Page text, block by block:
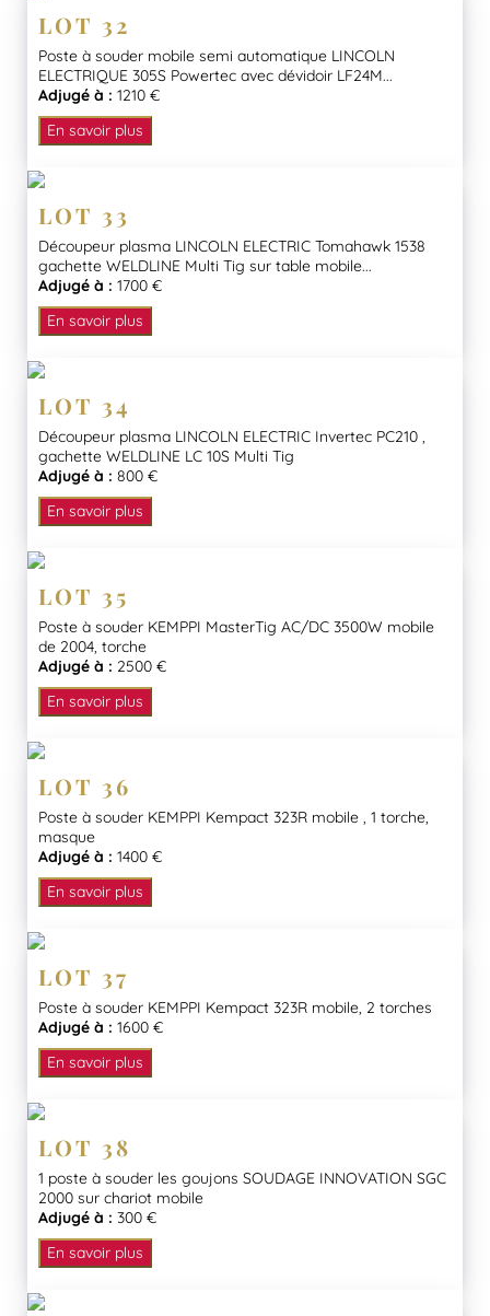
LOT 32
Poste à souder mobile semi automatique LINCOLN
ELECTRIQUE 305S Powertec avec dévidoir LF24M...
Adjugé à : 1210 €
En savoir plus
LOT 33
Découpeur plasma LINCOLN ELECTRIC Tomahawk 1538
gachette WELDLINE Multi Tig sur table mobile...
Adjugé à : 1700 €
En savoir plus
LOT 34
Découpeur plasma LINCOLN ELECTRIC Invertec PC210 ,
gachette WELDLINE LC 10S Multi Tig
Adjugé à : 800 €
En savoir plus
LOT 35
Poste à souder KEMPPI MasterTig AC/DC 3500W mobile
de 2004, torche
Adjugé à : 2500 €
En savoir plus
LOT 36
Poste à souder KEMPPI Kempact 323R mobile , 1 torche,
masque
Adjugé à : 1400 €
En savoir plus
LOT 37
Poste à souder KEMPPI Kempact 323R mobile, 2 torches
Adjugé à : 1600 €
En savoir plus
LOT 38
1 poste à souder les goujons SOUDAGE INNOVATION SGC
2000 sur chariot mobile
Adjugé à : 300 €
En savoir plus